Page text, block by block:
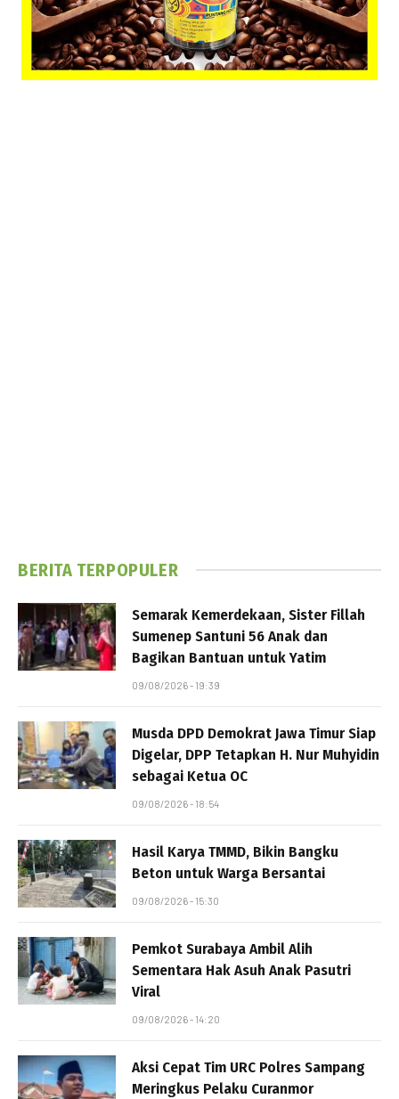
BERITA TERPOPULER
Semarak Kemerdekaan, Sister Fillah
Sumenep Santuni 56 Anak dan
Bagikan Bantuan untuk Yatim
09/08/2026 - 19:39
Musda DPD Demokrat Jawa Timur Siap
Digelar, DPP Tetapkan H. Nur Muhyidin
sebagai Ketua OC
09/08/2026 - 18:54
Hasil Karya TMMD, Bikin Bangku
Beton untuk Warga Bersantai
09/08/2026 - 15:30
Pemkot Surabaya Ambil Alih
Sementara Hak Asuh Anak Pasutri
Viral
09/08/2026 - 14:20
Aksi Cepat Tim URC Polres Sampang
Meringkus Pelaku Curanmor